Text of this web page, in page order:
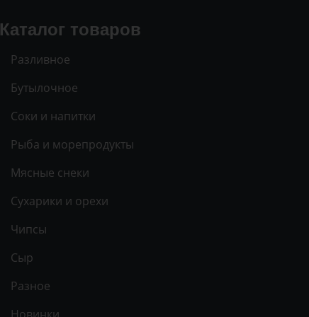
Каталог товаров
Разливное
Бутылочное
Соки и напитки
Рыба и морепродукты
Мясные снеки
Сухарики и орехи
Чипсы
Сыр
Разное